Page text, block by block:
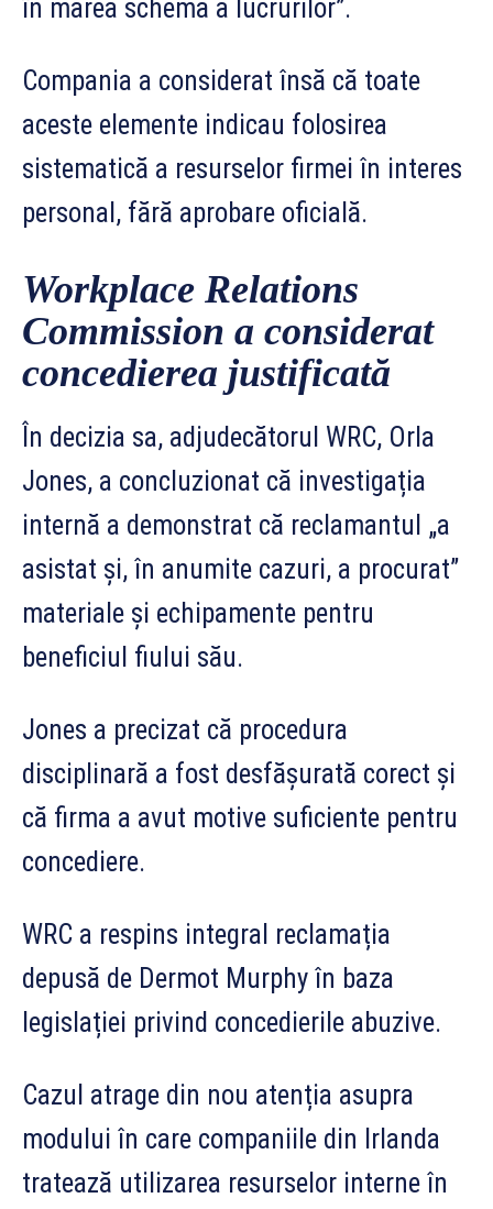
în marea schemă a lucrurilor”.
Compania a considerat însă că toate
aceste elemente indicau folosirea
sistematică a resurselor firmei în interes
personal, fără aprobare oficială.
Workplace Relations
Commission a considerat
concedierea justificată
În decizia sa, adjudecătorul WRC, Orla
Jones, a concluzionat că investigația
internă a demonstrat că reclamantul „a
asistat și, în anumite cazuri, a procurat”
materiale și echipamente pentru
beneficiul fiului său.
Jones a precizat că procedura
disciplinară a fost desfășurată corect și
că firma a avut motive suficiente pentru
concediere.
WRC a respins integral reclamația
depusă de Dermot Murphy în baza
legislației privind concedierile abuzive.
Cazul atrage din nou atenția asupra
modului în care companiile din Irlanda
tratează utilizarea resurselor interne în